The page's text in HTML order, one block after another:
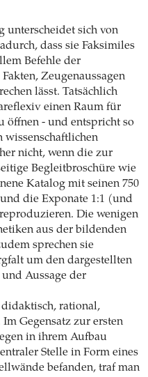
unterscheidet sich von
dass sie Faksimiles
Befehle der
Zeugenaussagen
lässt. Tatsächlich
einen Raum für
öffnen - und entspricht so
nicht, wenn die zur
Begleitbroschüre wie
Katalog mit seinen 750
die Exponate 1:1 (und
Die wenigen
aus der bildenden
sprechen sie
um den dargestellten
Aussage der
rational,
Gegensatz zur ersten
in ihrem Aufbau
Stelle in Form eines
befanden, traf man